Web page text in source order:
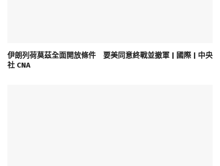
伊朗列荷莫茲全面開放條件 要美同意終戰並撤軍 | 國際 | 中央
社 CNA